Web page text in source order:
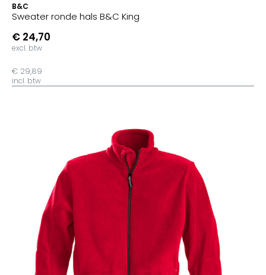
B&C
Sweater ronde hals B&C King
€ 24,70
excl. btw
€ 29,89
incl. btw